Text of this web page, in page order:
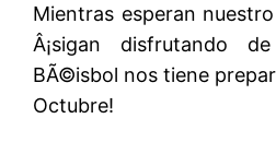
Mientras esperan
Â¡sigan disfrutando
BÃ©isbol nos tiene
Octubre!